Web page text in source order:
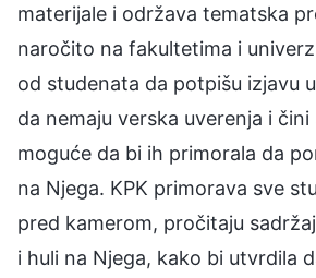
materijale i održava tematska
naročito na fakultetima i
od studenata da potpišu izjavu
da nemaju verska uverenja i čini
moguće da bi ih primorala da
na Njega. KPK primorava sve
pred kamerom, pročitaju
i huli na Njega, kako bi utvrdila